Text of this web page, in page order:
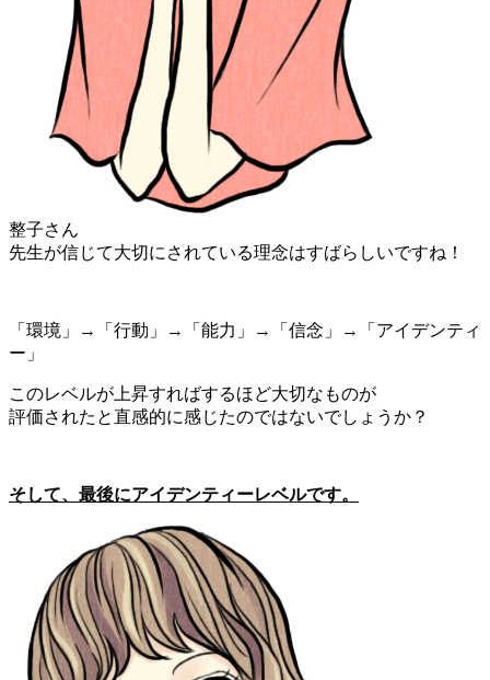
整子さん
先生が信じて大切にされている理念はすばらしいですね！
「環境」→「行動」→「能力」→「信念」→「アイデンティ
ー」
このレベルが上昇すればするほど大切なものが
評価されたと直感的に感じたのではないでしょうか？
そして、最後にアイデンティーレベルです。